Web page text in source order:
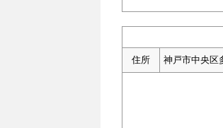
住所 神戸市中央区